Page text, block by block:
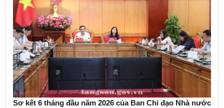
Sơ kết 6 tháng đầu năm 2026 của Ban Chỉ đạo Nhà nước